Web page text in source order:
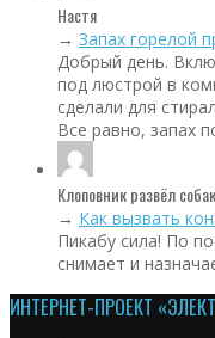
Настя
→ Запах горелой
Добрый день.
под люстрой в
сделали для
Все равно, запах
Клоповник развёл
→ Как вызвать
Пикабу сила! По
снимает и
ИНТЕРНЕТ-ПРОЕКТ